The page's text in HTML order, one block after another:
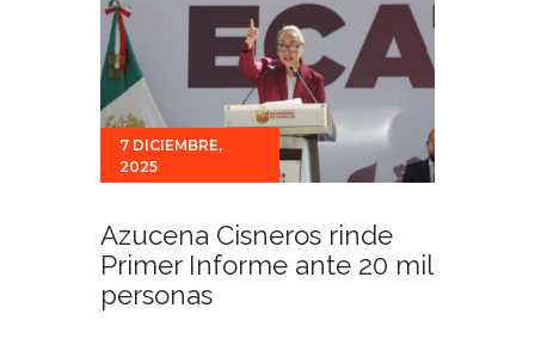
Estaciones
Eventos
Promociones
Noticias
Para ti
7 DICIEMBRE,
2025
Azucena Cisneros rinde
Primer Informe ante 20 mil
personas